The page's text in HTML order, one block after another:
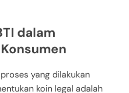
dalam
yang dilakukan
koin legal adalah